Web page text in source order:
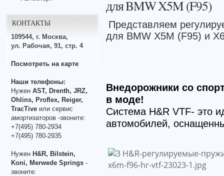
КОНТАКТЫ
109544, г. Москва,
ул. Рабочая, 91, стр. 4
Посмотреть на карте
Наши телефоны:
Нужен AST, Drenth, JRZ,
Ohlins, Proflex, Reiger,
TracTive или сервис
амортизаторов -звоните:
+7(495) 780-2934
+7(495) 780-2935
Нужен H&R, Bilstein,
Koni, Merwede Springs -
звоните:
для BMW X5M (F95)
Представляем
для BMW X5M (F95) и
Внедорожники со
в моде!
Система H&R VTF- это
автомобилей,